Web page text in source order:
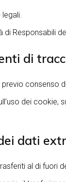
di Responsabili
di
consenso
dei cookie,
dati
al di fuori